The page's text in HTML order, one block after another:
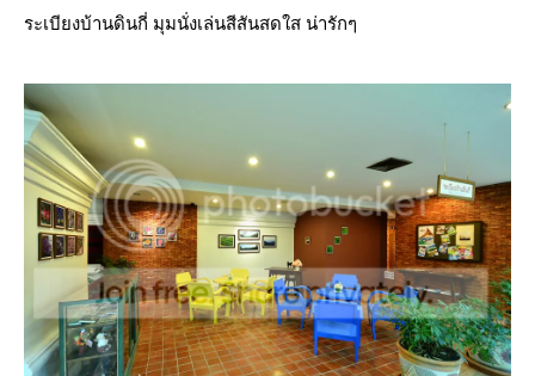
ระเบียงบ้านดินกี่ มุมนั่งเล่นสีสันสดใส น่ารักๆ